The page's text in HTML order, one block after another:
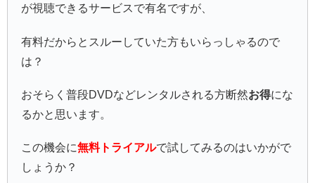
が視聴できるサービスで有名ですが、
有料だからとスルーしていた方もいらっしゃるので
は？
おそらく普段DVDなどレンタルされる方断然お得にな
るかと思います。
この機会に無料トライアルで試してみるのはいかがで
しょうか？